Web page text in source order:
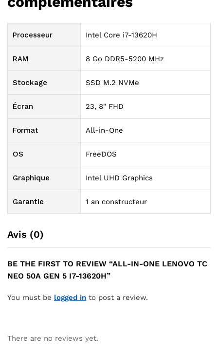
Processeur Intel Core i7-13620H
RAM 8 Go DDR5-5200 MHz
Stockage SSD M.2 NVMe
Écran 23, 8" FHD
Format All-in-One
OS FreeDOS
Graphique Intel UHD Graphics
Garantie 1 an constructeur
Avis (0)
BE THE FIRST TO REVIEW “ALL-IN-ONE LENOVO TC
NEO 50A GEN 5 I7-13620H”
You must be logged in to post a review.
There are no reviews yet.